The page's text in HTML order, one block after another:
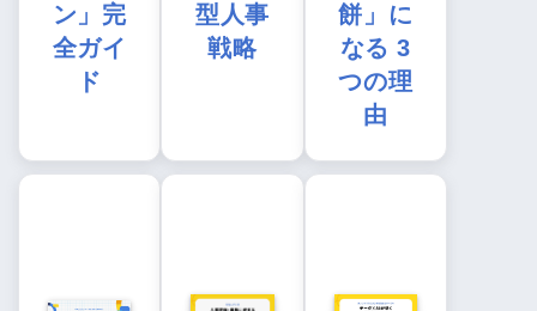
ン」完
全ガイ
ド
型人事
戦略
餅」に
なる 3
つの理
由